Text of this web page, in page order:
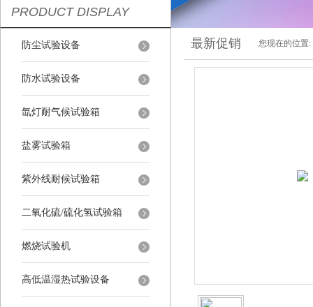
PRODUCT DISPLAY
防尘试验设备
防水试验设备
氙灯耐气候试验箱
盐雾试验箱
紫外线耐候试验箱
二氧化硫/硫化氢试验箱
燃烧试验机
高低温湿热试验设备
最新促销 您现在的位置: